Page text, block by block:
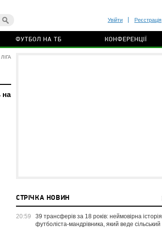
Увійти Реєстрація
ФУТБОЛ НА ТБ КОНФЕРЕНЦІЇ
на
СТРІЧКА НОВИН
20:59
39 трансферів за 18 років: неймовірна історія
футболіста-мандрівника, який веде сільський